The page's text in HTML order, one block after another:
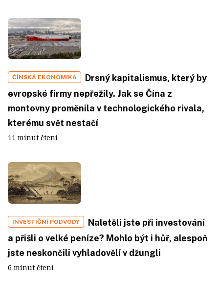
ČÍNSKÁ EKONOMIKA
Drsný kapitalismus, který by
evropské firmy nepřežily. Jak se Čína z
montovny proměnila v technologického rivala,
kterému svět nestačí
11 minut čtení
INVESTIČNÍ PODVODY
Naletěli jste při investování
a přišli o velké peníze? Mohlo být i hůř, alespoň
jste neskončili vyhladovělí v džungli
6 minut čtení